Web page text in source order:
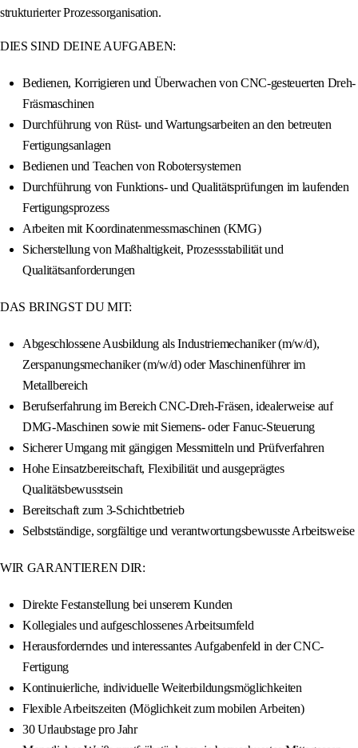
strukturierter Prozessorganisation.
DIES SIND DEINE AUFGABEN:
Bedienen, Korrigieren und Überwachen von CNC-gesteuerten Dreh-
Fräsmaschinen
Durchführung von Rüst- und Wartungsarbeiten an den betreuten
Fertigungsanlagen
Bedienen und Teachen von Robotersystemen
Durchführung von Funktions- und Qualitätsprüfungen im laufenden
Fertigungsprozess
Arbeiten mit Koordinatenmessmaschinen (KMG)
Sicherstellung von Maßhaltigkeit, Prozessstabilität und
Qualitätsanforderungen
DAS BRINGST DU MIT:
Abgeschlossene Ausbildung als Industriemechaniker (m/w/d),
Zerspanungsmechaniker (m/w/d) oder Maschinenführer im
Metallbereich
Berufserfahrung im Bereich CNC-Dreh-Fräsen, idealerweise auf
DMG-Maschinen sowie mit Siemens- oder Fanuc-Steuerung
Sicherer Umgang mit gängigen Messmitteln und Prüfverfahren
Hohe Einsatzbereitschaft, Flexibilität und ausgeprägtes
Qualitätsbewusstsein
Bereitschaft zum 3-Schichtbetrieb
Selbstständige, sorgfältige und verantwortungsbewusste Arbeitsweise
WIR GARANTIEREN DIR:
Direkte Festanstellung bei unserem Kunden
Kollegiales und aufgeschlossenes Arbeitsumfeld
Herausforderndes und interessantes Aufgabenfeld in der CNC-
Fertigung
Kontinuierliche, individuelle Weiterbildungsmöglichkeiten
Flexible Arbeitszeiten (Möglichkeit zum mobilen Arbeiten)
30 Urlaubstage pro Jahr